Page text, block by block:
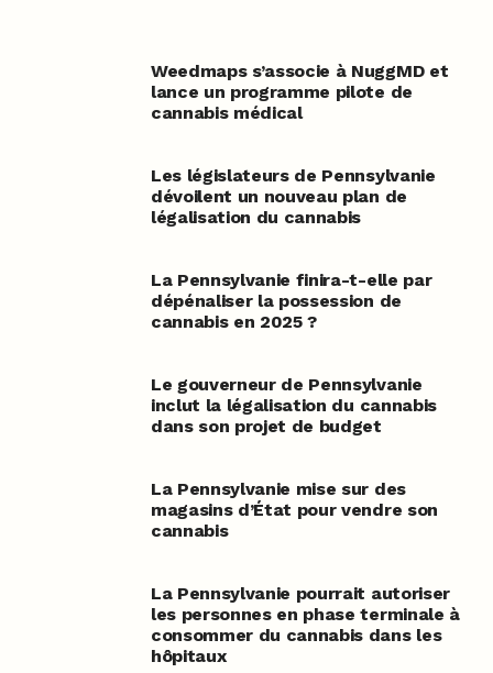
Weedmaps s’associe à NuggMD et
lance un programme pilote de
cannabis médical
Les législateurs de Pennsylvanie
dévoilent un nouveau plan de
légalisation du cannabis
La Pennsylvanie finira-t-elle par
dépénaliser la possession de
cannabis en 2025 ?
Le gouverneur de Pennsylvanie
inclut la légalisation du cannabis
dans son projet de budget
La Pennsylvanie mise sur des
magasins d’État pour vendre son
cannabis
La Pennsylvanie pourrait autoriser
les personnes en phase terminale à
consommer du cannabis dans les
hôpitaux